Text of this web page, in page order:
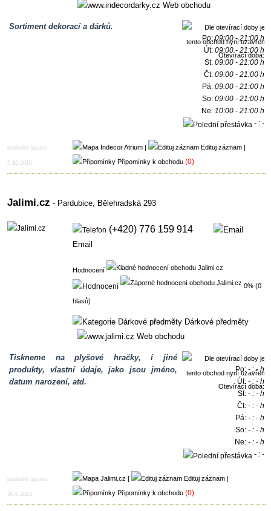
Web obchodu
Sortiment dekorací a dárků.
Otevírací doba:
Po:09:00 - 21:00 h
Út:09:00 - 21:00 h
St:09:00 - 21:00 h
Čt:09:00 - 21:00 h
Pá:09:00 - 21:00 h
So:09:00 - 21:00 h
Ne:10:00 - 21:00 h
- : -
poslední úprava
5.10.2016
| Edituj záznam|
Připomínky k obchodu (0)
Jalimi.cz - Pardubice, Bělehradská 293
(+420) 776 159 914
Email
Hodnocení
0% (0
hlasů)
Dárkové předměty
Web obchodu
Tiskneme na plyšové hračky, i jiné
produkty, vlastní údaje, jako jsou jméno,
datum narození, atd.
Otevírací doba:
Po:- : - h
Út:- : - h
St:- : - h
Čt:- : - h
Pá:- : - h
So:- : - h
Ne:- : - h
- : -
poslední úprava
30.6.2023
| Edituj záznam|
Připomínky k obchodu (0)